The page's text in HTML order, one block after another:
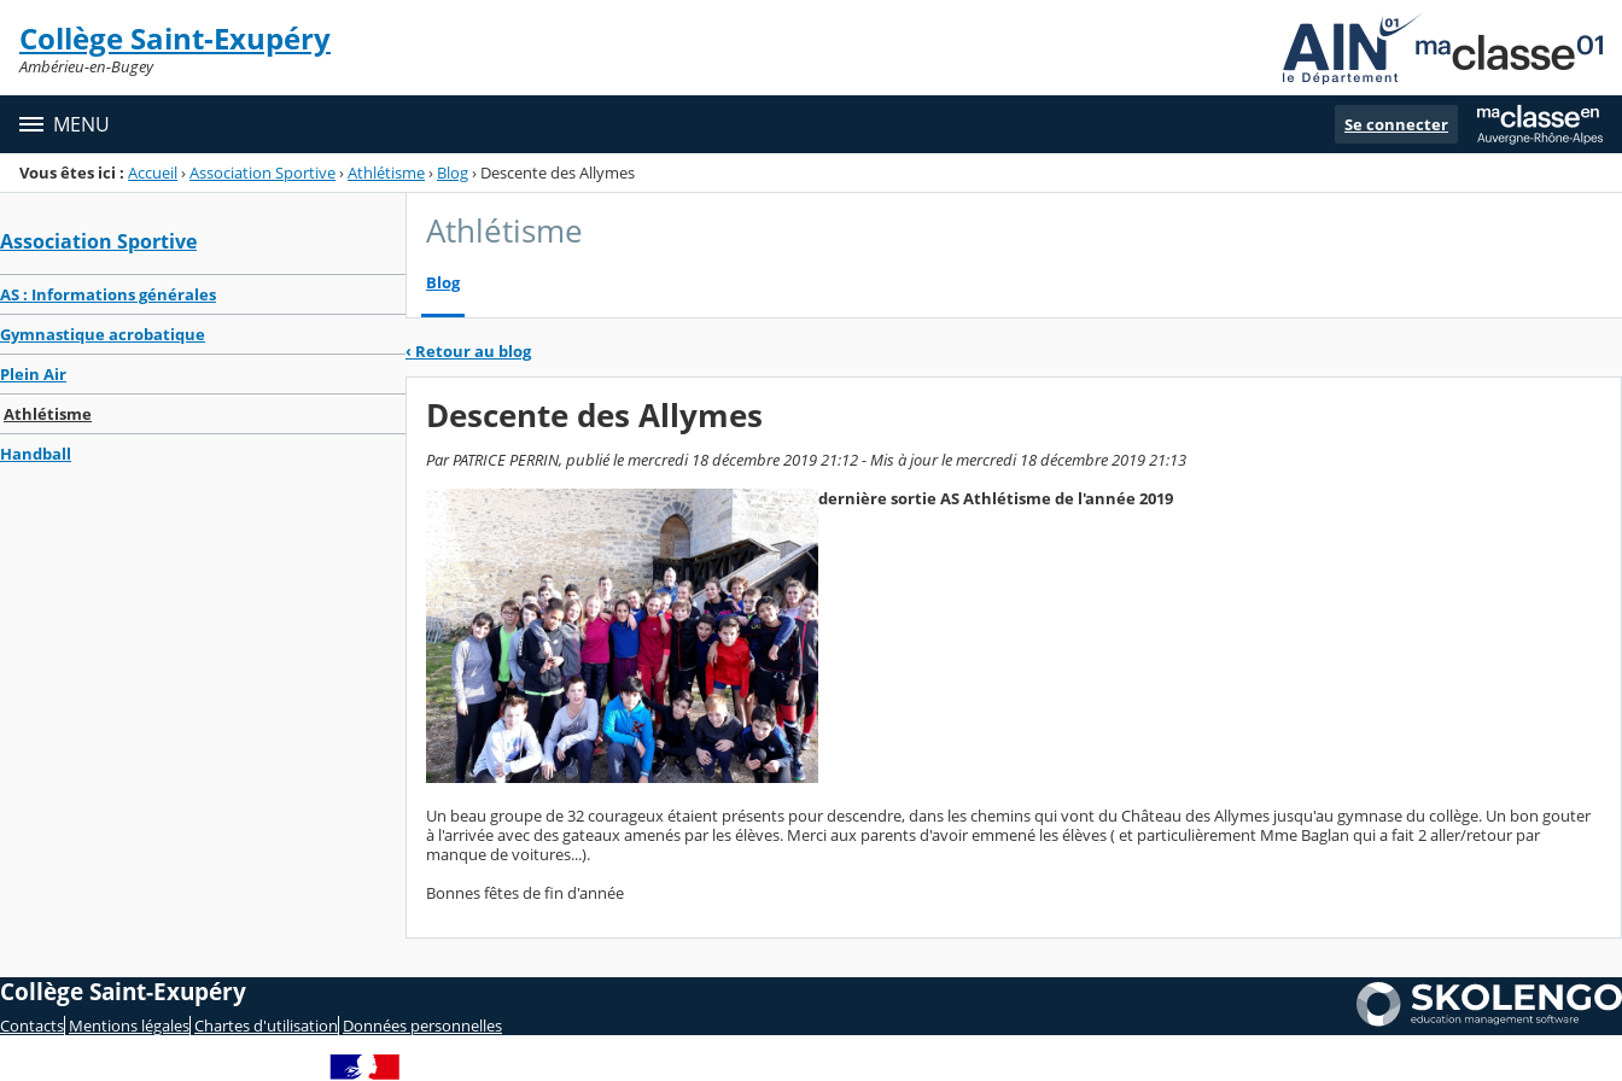
Menu de la rubrique
Contenu
Collège Saint-Exupéry
Ambérieu-en-Bugey
MENU Se connecter
Vous êtes ici : Accueil›Association Sportive›Athlétisme› Blog› Descente des Allymes
Association Sportive
AS : Informations générales
Gymnastique acrobatique
Plein Air
Athlétisme
Handball
Athlétisme
Blog
‹ Retour au blog
Descente des Allymes
Par PATRICE PERRIN, publié le mercredi 18 décembre 2019 21:12 - Mis à jour le mercredi 18 décembre 2019 21:13
dernière sortie AS Athlétisme de l'année 2019
Un beau groupe de 32 courageux étaient présents pour descendre, dans les chemins qui vont du Château des Allymes jusqu'au gymnase du collège. Un bon gouter
à l'arrivée avec des gateaux amenés par les élèves. Merci aux parents d'avoir emmené les élèves ( et particulièrement Mme Baglan qui a fait 2 aller/retour par
manque de voitures...).
Bonnes fêtes de fin d'année
Collège Saint-Exupéry
Contacts Mentions légales Chartes d'utilisation Données personnelles